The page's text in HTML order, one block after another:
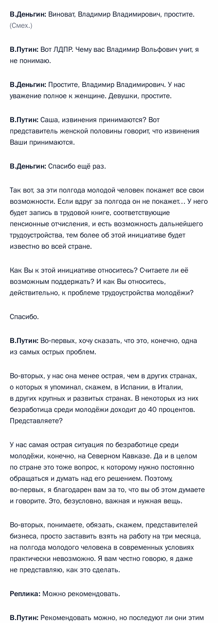
В.Деньгин: Виноват, Владимир Владимирович, простите.
(Смех.)
В.Путин: Вот ЛДПР. Чему вас Владимир Вольфович учит, я
не понимаю.
В.Деньгин: Простите, Владимир Владимирович. У нас
уважение полное к женщине. Девушки, простите.
В.Путин: Саша, извинения принимаются? Вот
представитель женской половины говорит, что извинения
Ваши принимаются.
В.Деньгин: Спасибо ещё раз.
Так вот, за эти полгода молодой человек покажет все свои
возможности. Если вдруг за полгода он не покажет… У него
будет запись в трудовой книге, соответствующие
пенсионные отчисления, и есть возможность дальнейшего
трудоустройства, тем более об этой инициативе будет
известно во всей стране.
Как Вы к этой инициативе относитесь? Считаете ли её
возможным поддержать? И как Вы относитесь,
действительно, к проблеме трудоустройства молодёжи?
Спасибо.
В.Путин: Во‑первых, хочу сказать, что это, конечно, одна
из самых острых проблем.
Во‑вторых, у нас она менее острая, чем в других странах,
о которых я упоминал, скажем, в Испании, в Италии,
в других крупных и развитых странах. В некоторых из них
безработица среди молодёжи доходит до 40 процентов.
Представляете?
У нас самая острая ситуация по безработице среди
молодёжи, конечно, на Северном Кавказе. Да и в целом
по стране это тоже вопрос, к которому нужно постоянно
обращаться и думать над его решением. Поэтому,
во‑первых, я благодарен вам за то, что вы об этом думаете
и говорите. Это, безусловно, важная и нужная вещь.
Во‑вторых, понимаете, обязать, скажем, представителей
бизнеса, просто заставить взять на работу на три месяца,
на полгода молодого человека в современных условиях
практически невозможно. Я вам честно говорю, я даже
не представляю, как это сделать.
Реплика: Можно рекомендовать.
В.Путин: Рекомендовать можно, но последуют ли они этим